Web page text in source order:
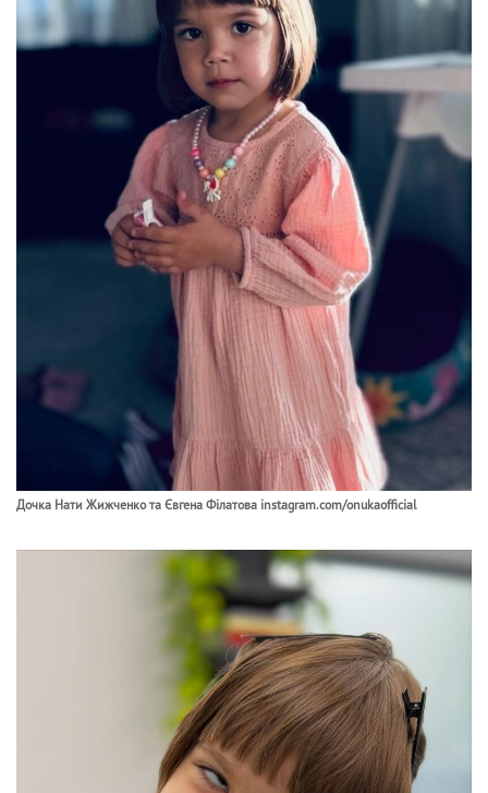
Дочка Нати Жижченко та Євгена Філатова instagram.com/onukaofficial